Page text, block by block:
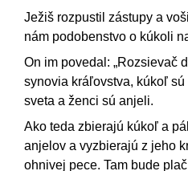
Ježiš rozpustil zástupy a
nám podobenstvo o kúkoli
On im povedal: „Rozsievač
synovia kráľovstva, kúkoľ
sveta a ženci sú anjeli.
Ako teda zbierajú kúkoľ a
anjelov a vyzbierajú z jeho
ohnivej pece. Tam bude